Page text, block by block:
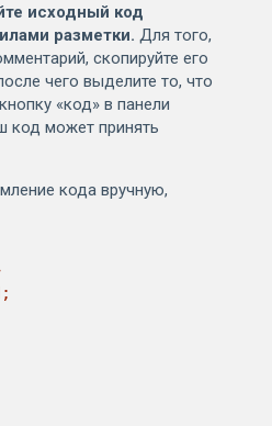
исходный код
разметки. Для того,
скопируйте его
чего выделите то, что
«код» в панели
код может принять
кода вручную,